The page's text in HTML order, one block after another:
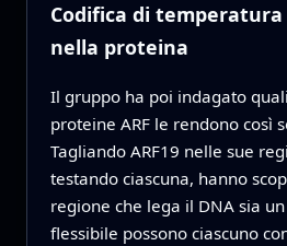
Codifica di
nella proteina
Il gruppo ha poi indagato
proteine ARF le rendono così
Tagliando ARF19 nelle sue
testando ciascuna, hanno
regione che lega il DNA sia
flessibile possono ciascuno